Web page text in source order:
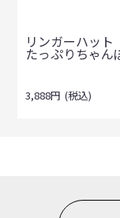
リンガーハッ
たっぷりちゃん
3,888円 (税込)